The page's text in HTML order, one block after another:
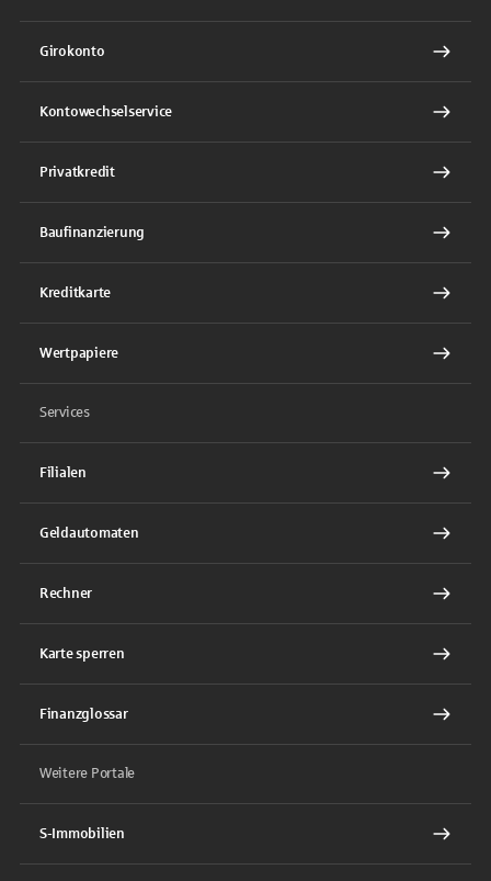
Girokonto
Kontowechselservice
Privatkredit
Baufinanzierung
Kreditkarte
Wertpapiere
Services
Filialen
Geldautomaten
Rechner
Karte sperren
Finanzglossar
Weitere Portale
S-Immobilien